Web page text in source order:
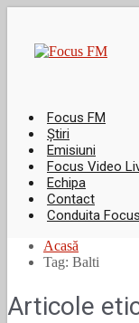
Focus FM
Știri
Emisiuni
Focus Video
Echipa
Contact
Conduita
Acasă
Tag: Balti
Articole